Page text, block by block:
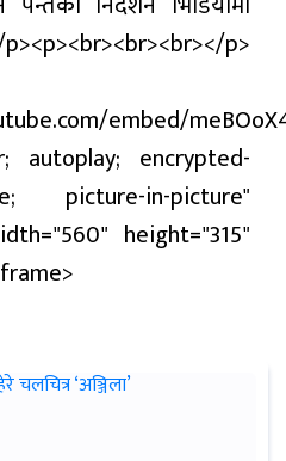
p>
embed/
autoplay; encrypted-
picture-in-picture"
height="315"